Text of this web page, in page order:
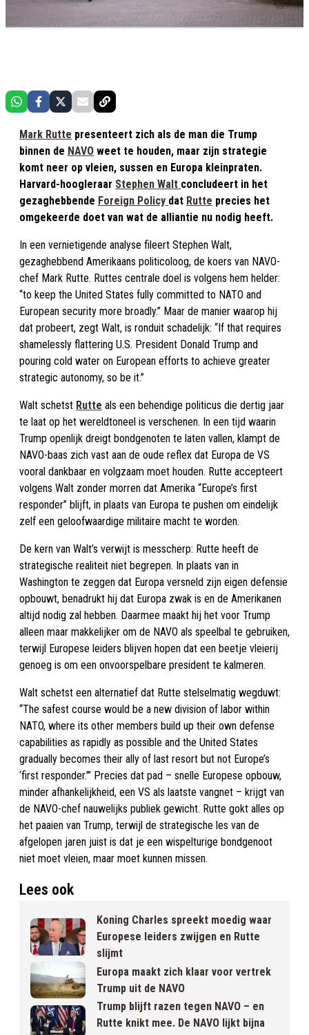
Mark Rutte presenteert zich als de man die Trump
binnen de NAVO weet te houden, maar zijn strategie
komt neer op vleien, sussen en Europa kleinpraten.
Harvard-hoogleraar Stephen Walt concludeert in het
gezaghebbende Foreign Policy dat Rutte precies het
omgekeerde doet van wat de alliantie nu nodig heeft.
In een vernietigende analyse fileert Stephen Walt,
gezaghebbend Amerikaans politicoloog, de koers van NAVO-
chef Mark Rutte. Ruttes centrale doel is volgens hem helder:
“to keep the United States fully committed to NATO and
European security more broadly.” Maar de manier waarop hij
dat probeert, zegt Walt, is ronduit schadelijk: “If that requires
shamelessly flattering U.S. President Donald Trump and
pouring cold water on European efforts to achieve greater
strategic autonomy, so be it.”
Walt schetst Rutte als een behendige politicus die dertig jaar
te laat op het wereldtoneel is verschenen. In een tijd waarin
Trump openlijk dreigt bondgenoten te laten vallen, klampt de
NAVO-baas zich vast aan de oude reflex dat Europa de VS
vooral dankbaar en volgzaam moet houden. Rutte accepteert
volgens Walt zonder morren dat Amerika “Europe’s first
responder” blijft, in plaats van Europa te pushen om eindelijk
zelf een geloofwaardige militaire macht te worden.
De kern van Walt’s verwijt is messcherp: Rutte heeft de
strategische realiteit niet begrepen. In plaats van in
Washington te zeggen dat Europa versneld zijn eigen defensie
opbouwt, benadrukt hij dat Europa zwak is en de Amerikanen
altijd nodig zal hebben. Daarmee maakt hij het voor Trump
alleen maar makkelijker om de NAVO als speelbal te gebruiken,
terwijl Europese leiders blijven hopen dat een beetje vleierij
genoeg is om een onvoorspelbare president te kalmeren.
Walt schetst een alternatief dat Rutte stelselmatig wegduwt:
“The safest course would be a new division of labor within
NATO, where its other members build up their own defense
capabilities as rapidly as possible and the United States
gradually becomes their ally of last resort but not Europe’s
‘first responder.’” Precies dat pad – snelle Europese opbouw,
minder afhankelijkheid, een VS als laatste vangnet – krijgt van
de NAVO-chef nauwelijks publiek gewicht. Rutte gokt alles op
het paaien van Trump, terwijl de strategische les van de
afgelopen jaren juist is dat je een wispelturige bondgenoot
niet moet vleien, maar moet kunnen missen.
Lees ook
Koning Charles spreekt moedig waar
Europese leiders zwijgen en Rutte
slijmt
Europa maakt zich klaar voor vertrek
Trump uit de NAVO
Trump blijft razen tegen NAVO – en
Rutte knikt mee. De NAVO lijkt bijna